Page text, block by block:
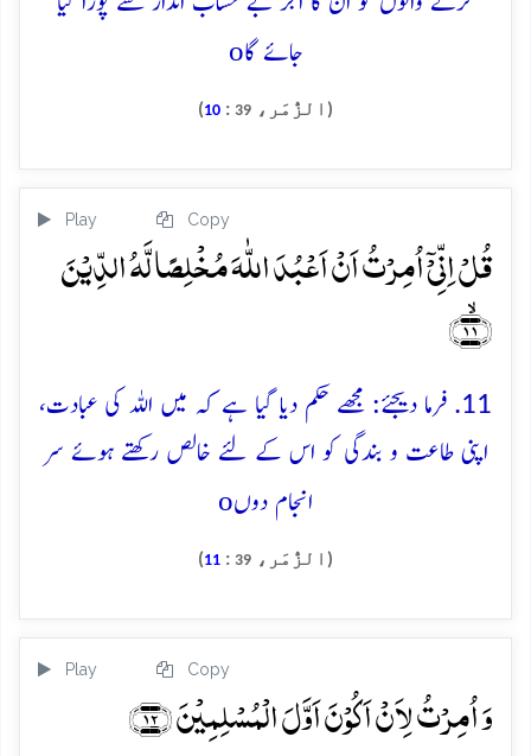
جائے گاo
(الزُّمَر، 39
:
10
)
Play Copy
قُلۡ اِنِّیۡۤ اُمِرۡتُ اَنۡ اَعۡبُدَ اللّٰہَ مُخۡلِصًا لَّہُ الدِّیۡنَ
﴿ۙ۱۱﴾
11. فرما دیجئے: مجھے حکم دیا گیا ہے کہ میں اللہ کی عبادت،
اپنی طاعت و بندگی کو اس کے لئے خالص رکھتے ہوئے سر
انجام دوںo
(الزُّمَر، 39
:
11
)
Play Copy
وَ اُمِرۡتُ لِاَنۡ اَکُوۡنَ اَوَّلَ الۡمُسۡلِمِیۡنَ ﴿۱۲﴾